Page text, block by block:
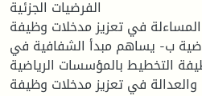
الفرضيات الجزئية
في تعزيز مدخلات وظيفة
ب- يساهم مبدأ الشفافية في
التخطيط بالمؤسسات الرياضية .
في تعزيز مدخلات وظيفة